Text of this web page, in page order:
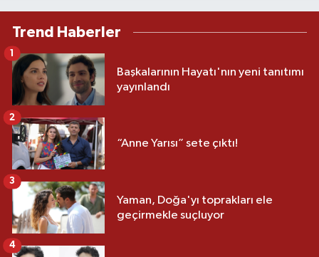
Trend Haberler
Başkalarının Hayatı'nın yeni tanıtımı
yayınlandı
1
“Anne Yarısı” sete çıktı!
2
Yaman, Doğa'yı toprakları ele
geçirmekle suçluyor
3
4